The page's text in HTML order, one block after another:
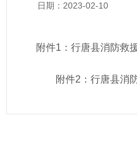
日期：2023-02-10
附件1： 行唐县消防救
附件2： 行唐县消